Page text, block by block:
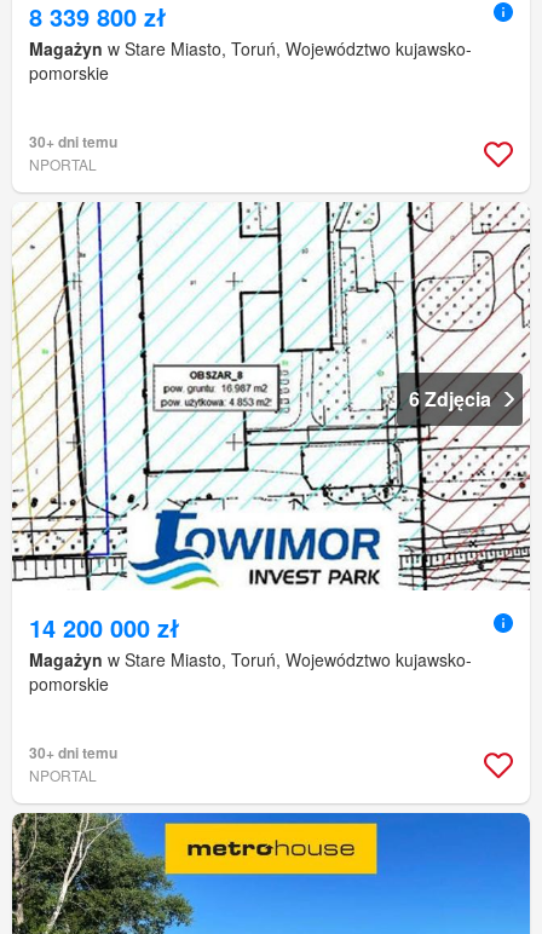
8 339 800 zł
Magażyn w Stare Miasto, Toruń, Województwo kujawsko-
pomorskie
30+ dni temu
NPORTAL
6 Zdjęcia
14 200 000 zł
Magażyn w Stare Miasto, Toruń, Województwo kujawsko-
pomorskie
30+ dni temu
NPORTAL